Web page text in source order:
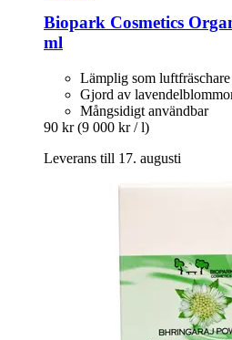
Biopark Cosmetics
ml
Lämplig som
Gjord av
Mångsidigt användbar
90 kr (9 000 kr / l)
Leverans till 17. augusti